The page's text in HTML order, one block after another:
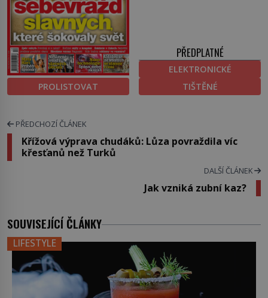
PROLISTOVAT
PŘEDPLATNÉ
ELEKTRONICKÉ
TIŠTĚNÉ
PŘEDCHOZÍ ČLÁNEK
Křížová výprava chudáků: Lůza povraždila víc
křesťanů než Turků
DALŠÍ ČLÁNEK
Jak vzniká zubní kaz?
SOUVISEJÍCÍ ČLÁNKY
LIFESTYLE